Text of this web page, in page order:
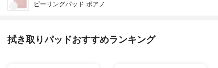
ピーリングパッド ポアノ
拭き取りパッドおすすめランキング